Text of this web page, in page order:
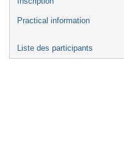
Practical information
Liste des participants